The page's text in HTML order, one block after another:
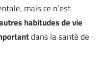
mais ce n’est
habitudes de vie
dans la santé de